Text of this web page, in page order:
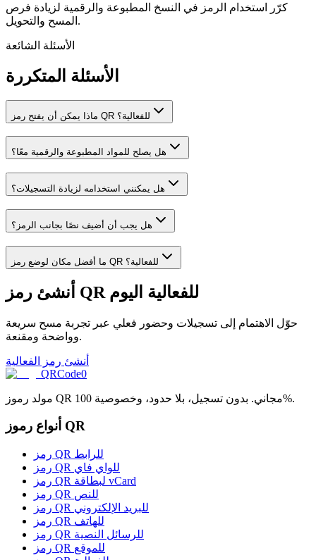
كرّر استخدام الرمز في النسخ المطبوعة والرقمية لزيادة فرص
المسح والتحويل.
الأسئلة الشائعة
الأسئلة المتكررة
ماذا يمكن أن يفتح رمز QR للفعالية؟
هل يصلح للمواد المطبوعة والرقمية معًا؟
هل يمكنني استخدامه لزيادة التسجيلات؟
هل يجب أن أضيف نصًا بجانب الرمز؟
ما أفضل مكان لوضع رمز QR للفعالية؟
أنشئ رمز QR للفعالية اليوم
حوّل الاهتمام إلى تسجيلات وحضور فعلي عبر تجربة مسح سريعة
وواضحة ومقنعة.
أنشئ رمز الفعالية
QRCode0
مولد رموز QR مجاني. بدون تسجيل، بلا حدود، وخصوصية 100%.
أنواع رموز QR
رمز QR للرابط
رمز QR للواي فاي
رمز QR لبطاقة vCard
رمز QR للنص
رمز QR للبريد الإلكتروني
رمز QR للهاتف
رمز QR للرسائل النصية
رمز QR للموقع